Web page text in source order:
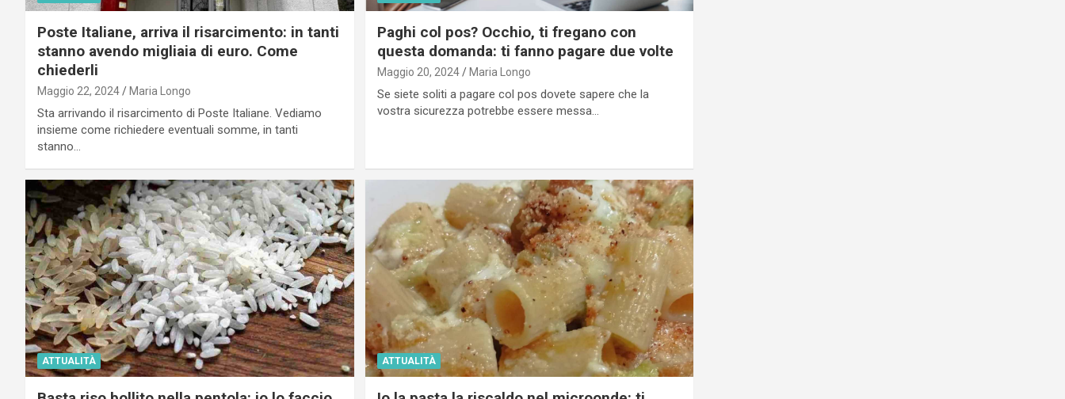
Poste Italiane, arriva il risarcimento: in tanti
stanno avendo migliaia di euro. Come
chiederli
Maggio 22, 2024 Maria Longo
Sta arrivando il risarcimento di Poste Italiane. Vediamo
insieme come richiedere eventuali somme, in tanti
stanno…
Paghi col pos? Occhio, ti fregano con
questa domanda: ti fanno pagare due volte
Maggio 20, 2024 Maria Longo
Se siete soliti a pagare col pos dovete sapere che la
vostra sicurezza potrebbe essere messa…
ATTUALITÀ ATTUALITÀ